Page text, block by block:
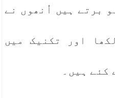
برتے ہیں اُنھوں نے
اور تکنیک میں
کئے ہیں۔